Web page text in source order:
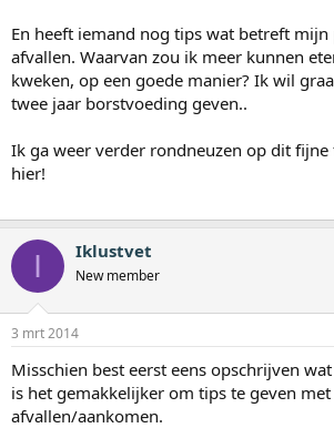
En heeft iemand nog tips wat betreft
afvallen. Waarvan zou ik meer kunnen
kweken, op een goede manier? Ik wil
twee jaar borstvoeding geven..
Ik ga weer verder rondneuzen op dit
hier!
I Iklustvet
New member
3 mrt 2014
Misschien best eerst eens opschrijven
is het gemakkelijker om tips te geven
afvallen/aankomen.